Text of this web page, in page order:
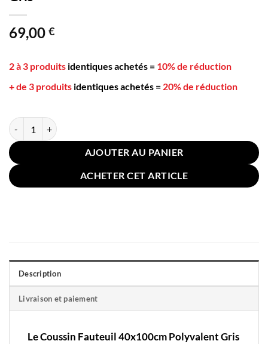
69,00 €
2 à 3 produits identiques achetés = 10% de réduction
+ de 3 produits identiques achetés = 20% de réduction
quantité de Coussin Fauteuil 40x100cm Polyvalent Gris
AJOUTER AU PANIER
ACHETER CET ARTICLE
Description
Livraison et paiement
Le Coussin Fauteuil 40x100cm Polyvalent Gris